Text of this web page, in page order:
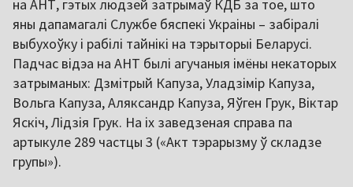
на АНТ, гэтых людзей затрымаў КДБ за тое, што
яны дапамагалі Службе бяспекі Украіны – забіралі
выбухоўку і рабілі тайнікі на тэрыторыі Беларусі.
Падчас відэа на АНТ былі агучаныя імёны некаторых
затрыманых: Дзмітрый Капуза, Уладзімір Капуза,
Вольга Капуза, Аляксандр Капуза, Яўген Грук, Віктар
Яскіч, Лідзія Грук. На іх заведзеная справа па
артыкуле 289 частцы 3 («Акт тэрарызму ў складзе
групы»).